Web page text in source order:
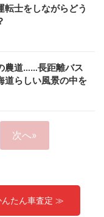
転士をしながらどう
農道……長距離バス
道らしい風景の中を
次へ»
んたん車査定 ≫